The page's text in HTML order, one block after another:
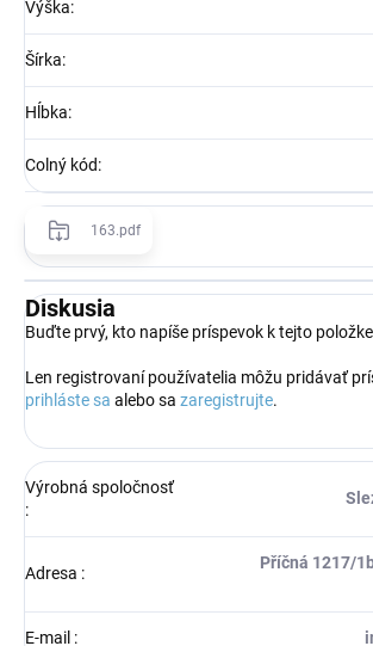
Výška:
Šírka:
Hĺbka:
Colný kód:
163.pdf
Diskusia
Buďte prvý, kto napíše príspevok k tejto
Len registrovaní používatelia môžu pridávať
prihláste sa alebo sa zaregistrujte.
Výrobná spoločnosť
:
Adresa :
Příčná 1217/
E-mail :